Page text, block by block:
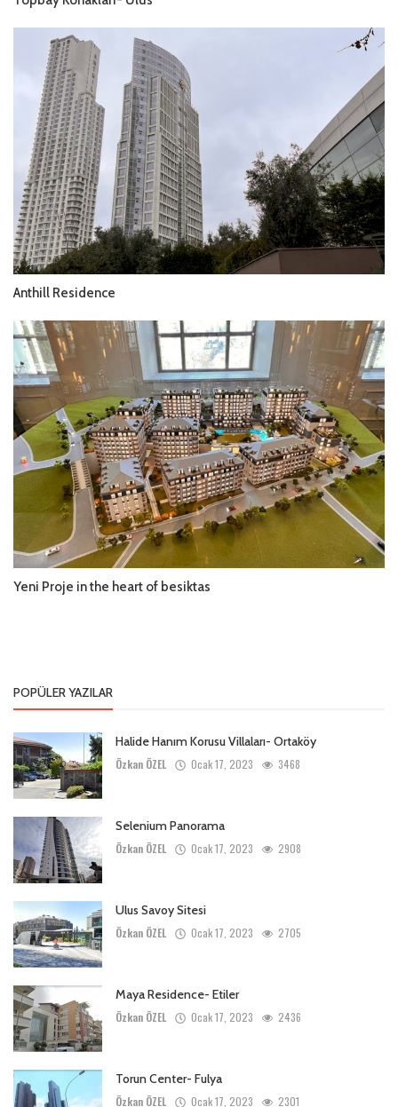
Anthill Residence
Yeni Proje in the heart of besiktas
POPÜLER YAZILAR
Halide Hanım Korusu Villaları- Ortaköy
Özkan ÖZEL Ocak 17, 2023 3468
Selenium Panorama
Özkan ÖZEL Ocak 17, 2023 2908
Ulus Savoy Sitesi
Özkan ÖZEL Ocak 17, 2023 2705
Maya Residence- Etiler
Özkan ÖZEL Ocak 17, 2023 2436
Torun Center- Fulya
Özkan ÖZEL Ocak 17, 2023 2301